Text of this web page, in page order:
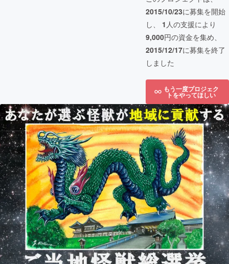
2015/10/23に募集を開始
し、 1 人の支援により
9,000円の資金を集め、
2015/12/17に募集を終了
しました
もう一度プロジェク
トをやってほしい